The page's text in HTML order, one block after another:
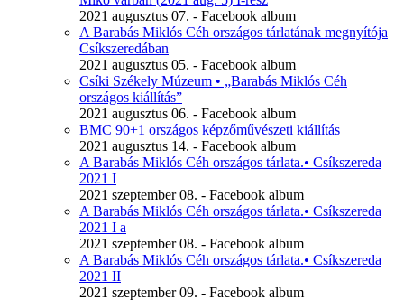
2021 augusztus 07. - Facebook album
A Barabás Miklós Céh országos tárlatának megnyítója
Csíkszeredában
2021 augusztus 05. - Facebook album
Csíki Székely Múzeum • „Barabás Miklós Céh
országos kiállítás”
2021 augusztus 06. - Facebook album
BMC 90+1 országos képzőművészeti kiállítás
2021 augusztus 14. - Facebook album
A Barabás Miklós Céh országos tárlata.• Csíkszereda
2021 I
2021 szeptember 08. - Facebook album
A Barabás Miklós Céh országos tárlata.• Csíkszereda
2021 I a
2021 szeptember 08. - Facebook album
A Barabás Miklós Céh országos tárlata.• Csíkszereda
2021 II
2021 szeptember 09. - Facebook album